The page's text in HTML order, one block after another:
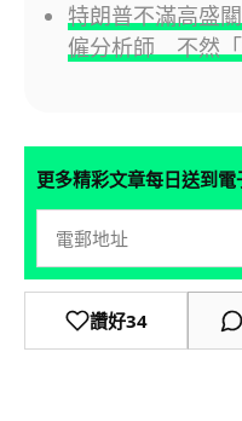
特朗普不滿高盛
僱分析師 不然「
更多精彩文章每日送到電
讚好34